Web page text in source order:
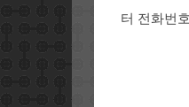
터 전화번